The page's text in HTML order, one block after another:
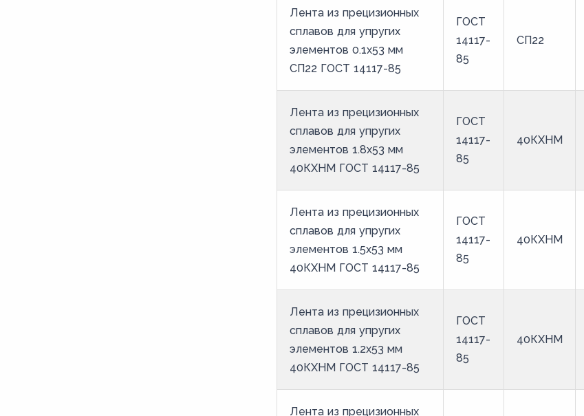
Лента из прецизионных
сплавов для упругих
элементов 0.1x53 мм
СП22 ГОСТ 14117-85
ГОСТ
14117-
85
СП22
Лента из прецизионных
сплавов для упругих
элементов 1.8x53 мм
40КХНМ ГОСТ 14117-85
ГОСТ
14117-
85
40КХНМ
Лента из прецизионных
сплавов для упругих
элементов 1.5x53 мм
40КХНМ ГОСТ 14117-85
ГОСТ
14117-
85
40КХНМ
Лента из прецизионных
сплавов для упругих
элементов 1.2x53 мм
40КХНМ ГОСТ 14117-85
ГОСТ
14117-
85
40КХНМ
Лента из прецизионных